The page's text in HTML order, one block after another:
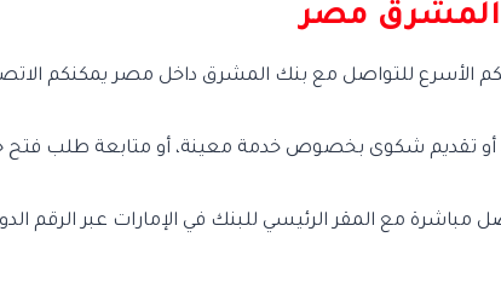
المشرق مصر
أو تقديم شكوى بخصوص خدمة معينة، أو متابعة طلب فتح
مع المقر الرئيسي للبنك في الإمارات عبر الرقم الدولي: